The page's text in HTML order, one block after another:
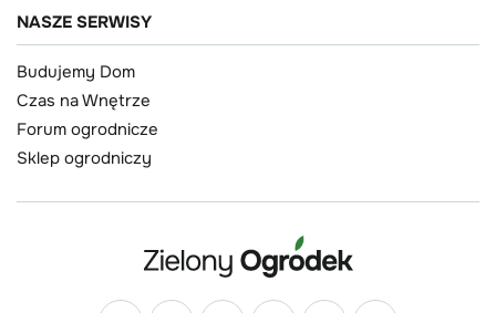
NASZE SERWISY
Budujemy Dom
Czas na Wnętrze
Forum ogrodnicze
Sklep ogrodniczy